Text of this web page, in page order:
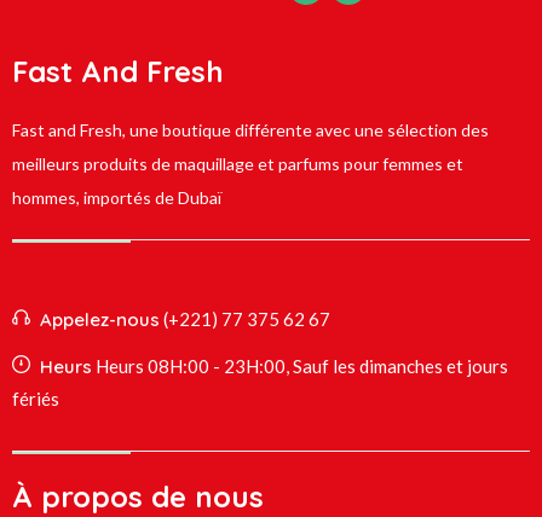
Fast And Fresh
Fast and Fresh, une boutique différente avec une sélection des
meilleurs produits de maquillage et parfums pour femmes et
hommes, importés de Dubaï
Appelez-nous (+221) 77 375 62 67
Heurs Heurs 08H:00 - 23H:00, Sauf les dimanches et jours
fériés
À propos de nous